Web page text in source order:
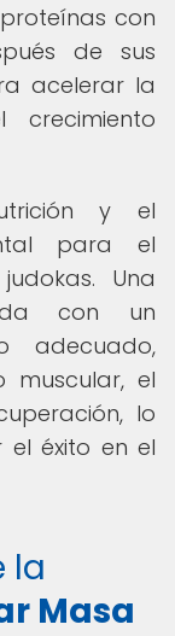
con
de sus
acelerar la
crecimiento
y el
para el
Una
con un
adecuado,
muscular, el
lo
éxito en el
la
Masa